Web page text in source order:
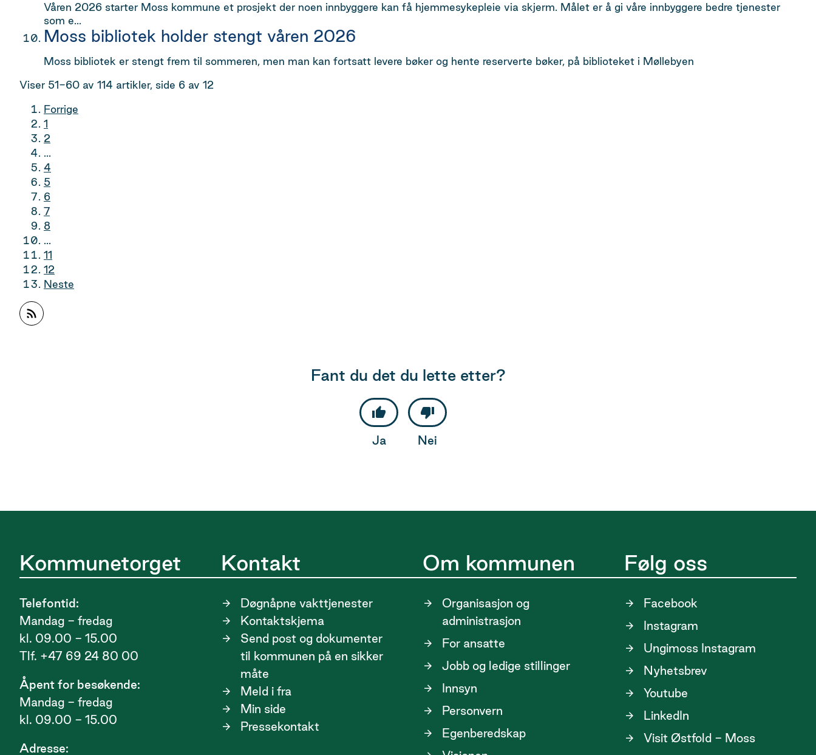
Våren 2026 starter Moss kommune et prosjekt der noen innbyggere kan få hjemmesykepleie via skjerm. Målet er å gi våre innbyggere bedre tjenester
som e...
Moss bibliotek holder stengt våren 2026
Moss bibliotek er stengt frem til sommeren, men man kan fortsatt levere bøker og hente reserverte bøker, på biblioteket i Møllebyen
Viser 51-60 av 114 artikler, side 6 av 12
Forrige
1
2
...
4
5
6
7
8
...
11
12
Neste
Fant du det du lette etter?
Ja Nei
Kommunetorget
Telefontid:
Mandag - fredag
kl. 09.00 - 15.00
Tlf. +47 69 24 80 00
Åpent for besøkende:
Mandag - fredag
kl. 09.00 - 15.00
Adresse:
Kontakt
Døgnåpne vakttjenester
Kontaktskjema
Send post og dokumenter
til kommunen på en sikker
måte
Meld i fra
Min side
Pressekontakt
Om kommunen
Organisasjon og
administrasjon
For ansatte
Jobb og ledige stillinger
Innsyn
Personvern
Egenberedskap
Følg oss
Facebook
Instagram
Ungimoss Instagram
Nyhetsbrev
Youtube
LinkedIn
Visit Østfold - Moss